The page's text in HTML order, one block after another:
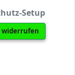
Setup